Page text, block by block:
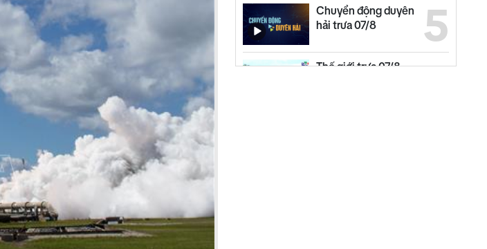
5
Chuyển động duyên
hải trưa 07/8
6
Thế giới trưa 07/8